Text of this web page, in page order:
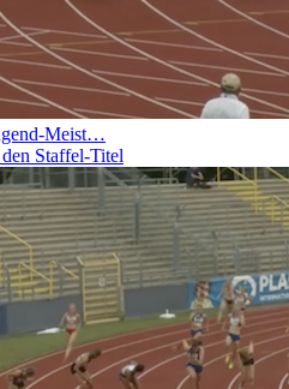
Meist…
Staffel-Titel